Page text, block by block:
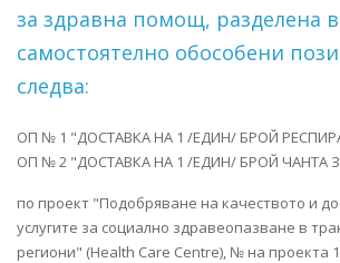
за здравна помощ, разделена
самостоятелно обособени
следва:
ОП № 1 "ДОСТАВКА НА 1 /ЕДИН/ БРОЙ
ОП № 2 "ДОСТАВКА НА 1 /ЕДИН/ БРОЙ
по проект "Подобряване на качеството и
услугите за социално здравеопазване в
региони" (Health Care Centre), № на проекта